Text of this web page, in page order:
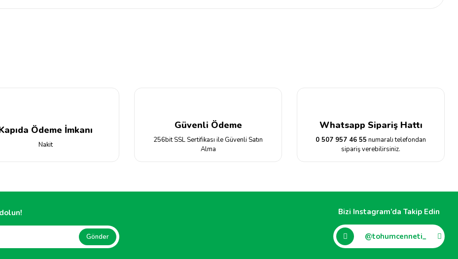
Ödeme İmkanı
Nakit
Güvenli Ödeme
256bit SSL Sertifikası ile Güvenli Satın
Alma
Whatsapp Sipariş Hattı
0 507 957 46 55 numaralı telefondan
sipariş verebilirsiniz.
Gönder
Bizi Instagram’da Takip Edin
@tohumcenneti_